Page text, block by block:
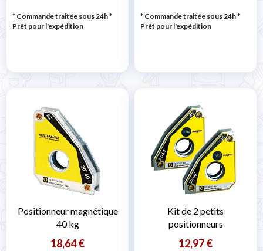
* Commande traitée sous 24h*
Prêt pour l'expédition
* Commande traitée sous 24h*
Prêt pour l'expédition
Positionneur magnétique
40 kg
18,64 €
Kit de 2 petits
positionneurs
12,97 €